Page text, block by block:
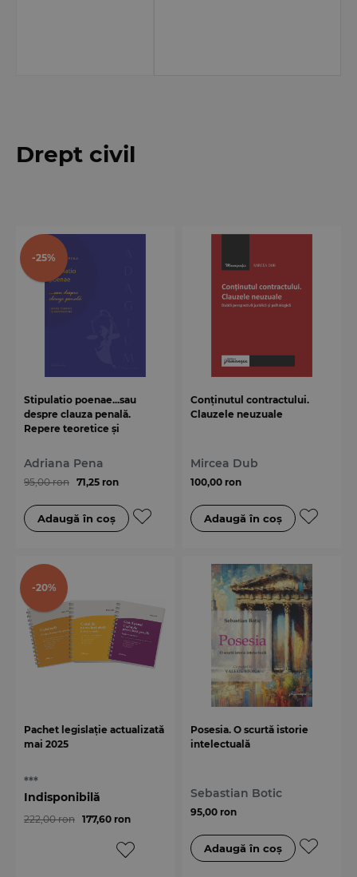
Drept civil
-25%
Stipulatio poenae...sau
despre clauza penală.
Repere teoretice și
Adriana Pena
95,00 ron 71,25 ron
Conținutul contractului.
Clauzele neuzuale
Mircea Dub
100,00 ron
-20%
Pachet legislație actualizată
mai 2025
***
Indisponibilă
222,00 ron 177,60 ron
Posesia. O scurtă istorie
intelectuală
Sebastian Botic
95,00 ron